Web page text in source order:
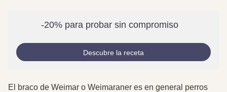
-20% para probar sin compromiso
Descubre la receta
El braco de Weimar o Weimaraner es en general perros